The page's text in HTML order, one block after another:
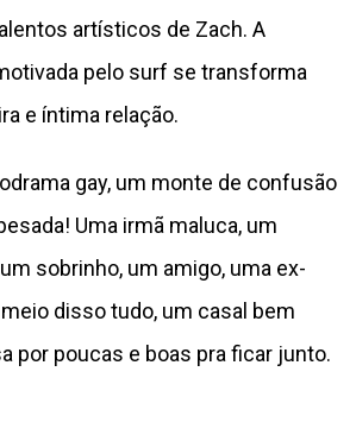
artísticos de Zach. A
pelo surf se transforma
e íntima relação.
gay, um monte de confusão
Uma irmã maluca, um
sobrinho, um amigo, uma ex-
disso tudo, um casal bem
por poucas e boas pra ficar junto.